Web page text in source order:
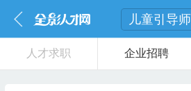
儿童引导师
人才求职 企业招聘